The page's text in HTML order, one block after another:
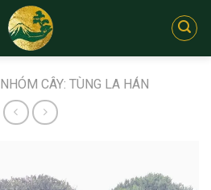
NHÓM CÂY: TÙNG LA HÁN